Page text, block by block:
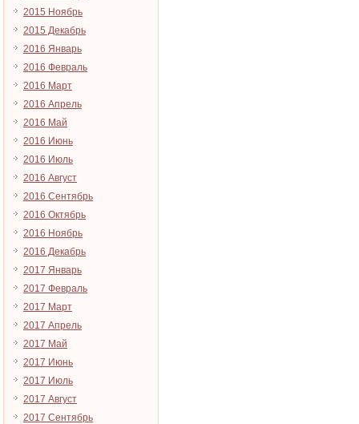
2015 Ноябрь
2015 Декабрь
2016 Январь
2016 Февраль
2016 Март
2016 Апрель
2016 Май
2016 Июнь
2016 Июль
2016 Август
2016 Сентябрь
2016 Октябрь
2016 Ноябрь
2016 Декабрь
2017 Январь
2017 Февраль
2017 Март
2017 Апрель
2017 Май
2017 Июнь
2017 Июль
2017 Август
2017 Сентябрь